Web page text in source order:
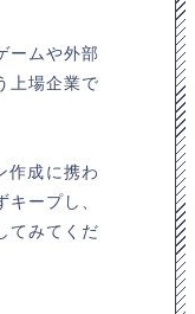
ームや外部
上場企業で
作成に携わ
ープし、
てみてくだ